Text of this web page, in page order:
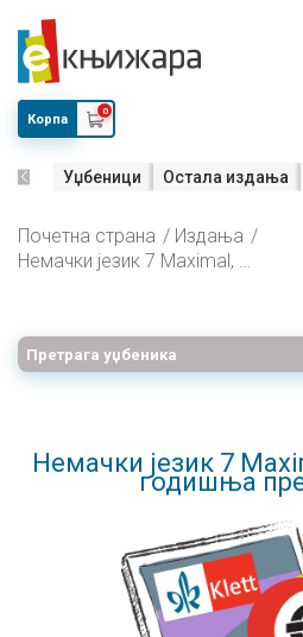
Корпа
0
Уџбеници Остала издања
Почетна страна
Издања
Немачки језик 7 Maximal, е-уџбеник – годишња претплата
Претрага уџбеника
Немачки језик 7
годишња